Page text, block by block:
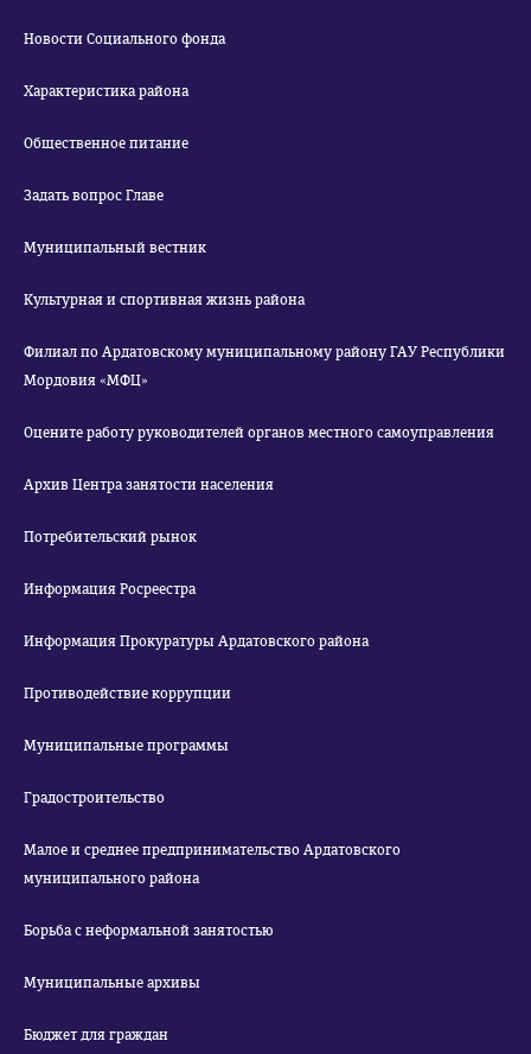
Новости Социального фонда
Характеристика района
Общественное питание
Задать вопрос Главе
Муниципальный вестник
Культурная и спортивная жизнь района
Филиал по Ардатовскому муниципальному району ГАУ Республики
Мордовия «МФЦ»
Оцените работу руководителей органов местного самоуправления
Архив Центра занятости населения
Потребительский рынок
Информация Росреестра
Информация Прокуратуры Ардатовского района
Противодействие коррупции
Муниципальные программы
Градостроительство
Малое и среднее предпринимательство Ардатовского
муниципального района
Борьба с неформальной занятостью
Муниципальные архивы
Бюджет для граждан